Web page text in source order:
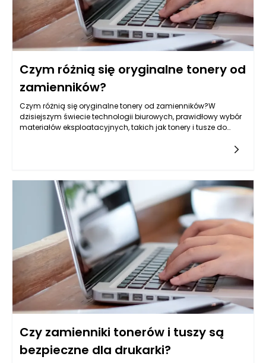
Czym różnią się oryginalne tonery od
zamienników?
Czym różnią się oryginalne tonery od zamienników?W
dzisiejszym świecie technologii biurowych, prawidłowy wybór
materiałów eksploatacyjnych, takich jak tonery i tusze do
Czy zamienniki tonerów i tuszy są
bezpieczne dla drukarki?